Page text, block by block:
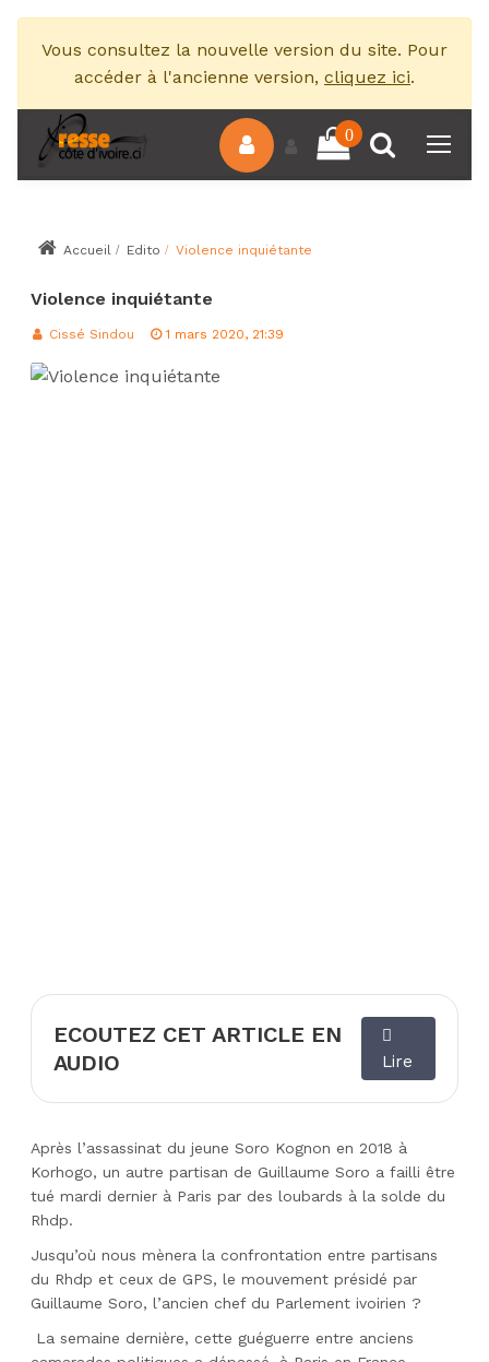
Vous consultez la nouvelle version du site. Pour
accéder à l'ancienne version, cliquez ici.
0
Accueil Edito Violence inquiétante
Violence inquiétante
Cissé Sindou 1 mars 2020, 21:39
ECOUTEZ CET ARTICLE EN
AUDIO
Lire
Après l’assassinat du jeune Soro Kognon en 2018 à
Korhogo, un autre partisan de Guillaume Soro a failli être
tué mardi dernier à Paris par des loubards à la solde du
Rhdp.
Jusqu’où nous mènera la confrontation entre partisans
du Rhdp et ceux de GPS, le mouvement présidé par
Guillaume Soro, l’ancien chef du Parlement ivoirien ?
La semaine dernière, cette guéguerre entre anciens